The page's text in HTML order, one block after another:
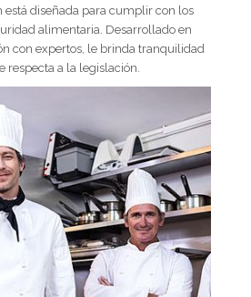
está diseñada para cumplir con los
alimentaria. Desarrollado en
con expertos, le brinda tranquilidad
respecta a la legislación.